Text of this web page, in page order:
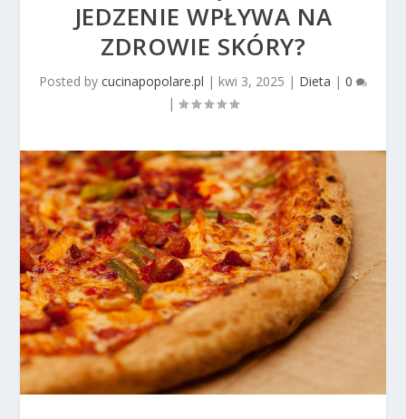
JEDZENIE WPŁYWA NA
ZDROWIE SKÓRY?
Posted by cucinapopolare.pl | kwi 3, 2025 | Dieta | 0
|